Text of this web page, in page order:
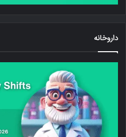
داروخانه